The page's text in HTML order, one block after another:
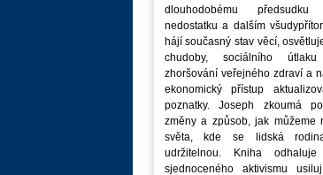
dlouhodobému
nedostatku a dalším
hájí současný stav věcí,
chudoby, sociálního
zhoršování veřejného zdraví a
ekonomický přístup
poznatky. Joseph zkoumá
změny a způsob, jak můžeme
světa, kde se lidská
udržitelnou. Kniha
sjednoceného aktivismu